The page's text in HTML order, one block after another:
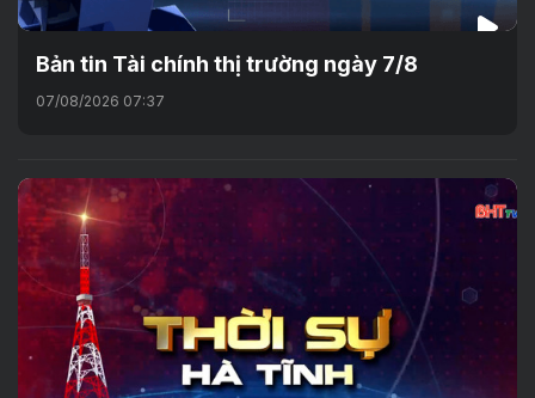
Bản tin Tài chính thị trường ngày 7/8
07/08/2026 07:37